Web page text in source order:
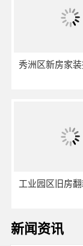
新闻资讯